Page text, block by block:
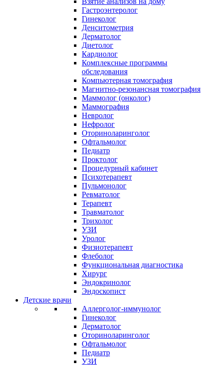
Гастроэнтеролог
Гинеколог
Денситометрия
Дерматолог
Диетолог
Кардиолог
Комплексные программы
обследования
Компьютерная томография
Магнитно-резонансная томография
Маммолог (онколог)
Маммография
Невролог
Нефролог
Оториноларинголог
Офтальмолог
Педиатр
Проктолог
Процедурный кабинет
Психотерапевт
Пульмонолог
Ревматолог
Терапевт
Травматолог
Трихолог
УЗИ
Уролог
Физиотерапевт
Флеболог
Функциональная диагностика
Хирург
Эндокринолог
Эндоскопист
Детские врачи
Аллерголог-иммунолог
Гинеколог
Дерматолог
Оториноларинголог
Офтальмолог
Педиатр
УЗИ